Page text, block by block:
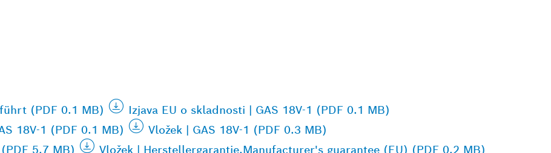
(PDF 0.1 MB)
Izjava EU o skladnosti | GAS 18V-1 (PDF 0.1 MB)
18V-1 (PDF 0.1 MB)
Vložek | GAS 18V-1 (PDF 0.3 MB)
5.7 MB)
Vložek | Herstellergarantie,Manufacturer's guarantee (EU) (PDF 0.2 MB)